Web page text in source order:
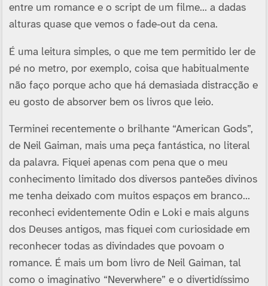
entre um romance e o script de um filme… a dadas
alturas quase que vemos o fade-out da cena.
É uma leitura simples, o que me tem permitido ler de
pé no metro, por exemplo, coisa que habitualmente
não faço porque acho que há demasiada distracção e
eu gosto de absorver bem os livros que leio.
Terminei recentemente o brilhante “American Gods”,
de Neil Gaiman, mais uma peça fantástica, no literal
da palavra. Fiquei apenas com pena que o meu
conhecimento limitado dos diversos panteões divinos
me tenha deixado com muitos espaços em branco…
reconheci evidentemente Odin e Loki e mais alguns
dos Deuses antigos, mas fiquei com curiosidade em
reconhecer todas as divindades que povoam o
romance. É mais um bom livro de Neil Gaiman, tal
como o imaginativo “Neverwhere” e o divertidíssimo